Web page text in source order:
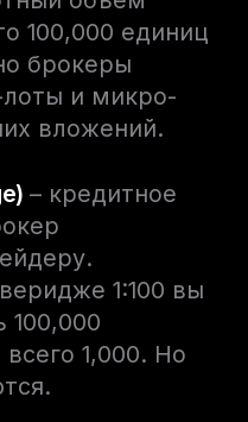
100,000 единиц
брокеры
и микро-
вложений.
– кредитное
1:100 вы
100,000
1,000. Но